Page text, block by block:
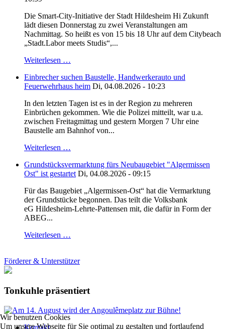
Die Smart-City-Initiative der Stadt Hildesheim Hi Zukunft
lädt diesen Donnerstag zu zwei Veranstaltungen am
Nachmittag. So heißt es von 15 bis 18 Uhr auf dem Citybeach
„Stadt.Labor meets Studis“,...
Weiterlesen …
Einbrecher suchen Baustelle, Handwerkerauto und
Feuerwehrhaus heim Di, 04.08.2026 - 10:23
In den letzten Tagen ist es in der Region zu mehreren
Einbrüchen gekommen. Wie die Polizei mitteilt, war u.a.
zwischen Freitagmittag und gestern Morgen 7 Uhr eine
Baustelle am Bahnhof von...
Weiterlesen …
Grundstücksvermarktung fürs Neubaugebiet "Algermissen
Ost" ist gestartet Di, 04.08.2026 - 09:15
Für das Baugebiet „Algermissen-Ost“ hat die Vermarktung
der Grundstücke begonnen. Das teilt die Volksbank
eG Hildesheim-Lehrte-Pattensen mit, die dafür in Form der
ABEG...
Weiterlesen …
Förderer & Unterstützer
Tonkuhle präsentiert
Kontakt
Wir benutzen Cookies
Um unsere Webseite für Sie optimal zu gestalten und fortlaufend